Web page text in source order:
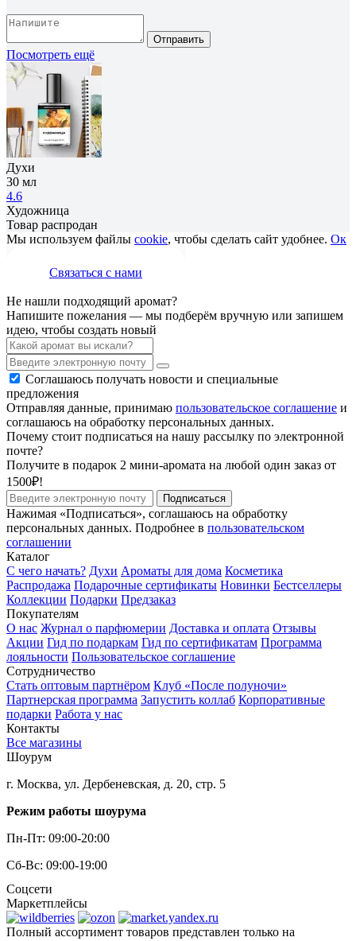
Отправить
Посмотреть ещё
Духи
30 мл
4.6
Художница
Товар распродан
Мы используем файлы cookie, чтобы сделать сайт удобнее. Ок
Связаться с нами
Не нашли подходящий аромат?
Напишите пожелания — мы подберём вручную или запишем
идею, чтобы создать новый
Соглашаюсь получать новости и специальные
предложения
Отправляя данные, принимаю пользовательское соглашение и
соглашаюсь на обработку персональных данных.
Почему стоит подписаться на нашу рассылку по электронной
почте?
Получите в подарок 2 мини-аромата на любой один заказ от
1500₽!
Подписаться
Нажимая «Подписаться», соглашаюсь на обработку
персональных данных. Подробнее в пользовательском
соглашении
Каталог
С чего начать? Духи Ароматы для дома Косметика
Распродажа Подарочные сертификаты Новинки Бестселлеры
Коллекции Подарки Предзаказ
Покупателям
О нас Журнал о парфюмерии Доставка и оплата Отзывы
Акции Гид по подаркам Гид по сертификатам Программа
лояльности Пользовательское соглашение
Сотрудничество
Стать оптовым партнёром Клуб «После полуночи»
Партнерская программа Запустить коллаб Корпоративные
подарки Работа у нас
Контакты
Все магазины
Шоурум
г. Москва, ул. Дербеневская, д. 20, стр. 5
Режим работы шоурума
Пн-Пт: 09:00-20:00
Сб-Вс: 09:00-19:00
Соцсети
Маркетплейсы
Полный ассортимент товаров представлен только на